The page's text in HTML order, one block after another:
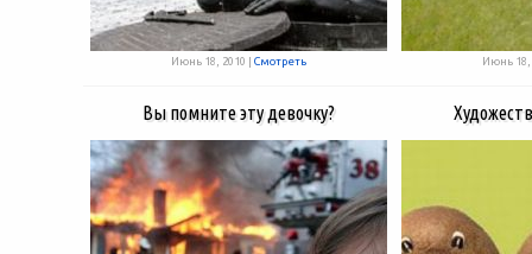
Июнь 18, 2010 | Смотреть Июнь 18,
Вы помните эту девочку?